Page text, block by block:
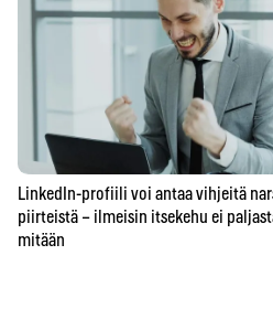
LinkedIn-profiili voi antaa vihjeitä
piirteistä – ilmeisin itsekehu ei
mitään